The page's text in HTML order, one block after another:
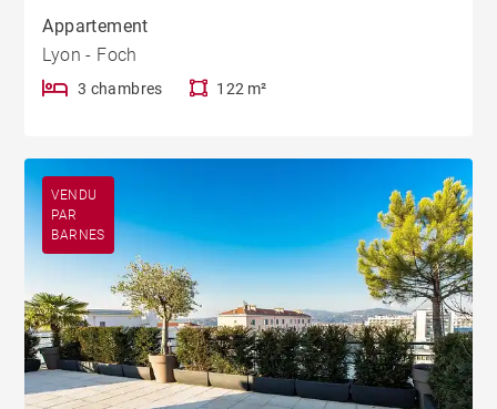
Appartement
Lyon - Foch
3 chambres 122 m²
VENDU
PAR
BARNES